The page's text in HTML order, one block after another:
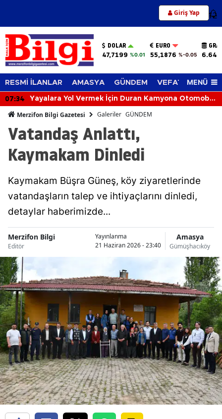
Giriş Yap 12
DOLAR
47,7199 %0.01
EURO
55,1876 %-0.05
RESMİ İLANLAR AMASYA GÜNDEM VEFAT EDENLER
MENÜ
07:34
Yayalara Yol Vermek İçin Duran Kamyona Otomobil
Merzifon Bilgi Gazetesi Galeriler GÜNDEM
Vatandaş Anlattı,
Kaymakam Dinledi
Kaymakam Büşra Güneş, köy ziyaretlerinde
vatandaşların talep ve ihtiyaçlarını dinledi,
detaylar haberimizde...
Merzifon Bilgi
Editör
Yayınlanma
21 Haziran 2026 - 23:40
Amasya
Gümüşhacıköy